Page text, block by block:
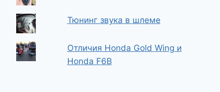
Тюнинг звука в шлеме
Отличия Honda Gold Wing и
Honda F6B